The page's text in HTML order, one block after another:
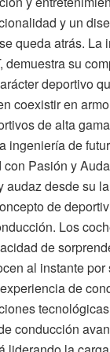
y un
queda atrás.
demuestra su
deportivo
coexistir en
de alta
ingeniería de
Pasión y
audaz desde su
de
Los
de
al instante
de
conducción